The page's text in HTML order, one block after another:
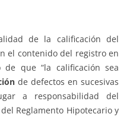
de la calificación del
el contenido del registro en
que “la calificación sea
de defectos en sucesivas
a responsabilidad del
Reglamento Hipotecario y